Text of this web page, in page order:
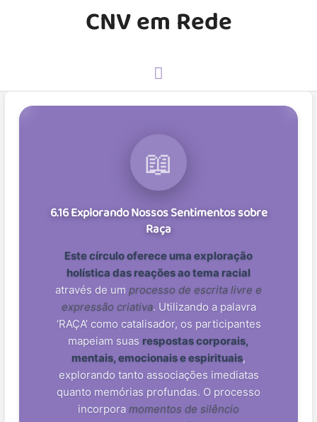
CNV em Rede
📖
6.16 Explorando Nossos Sentimentos sobre
Raça
Este círculo oferece uma exploração
holística das reações ao tema racial
através de um processo de escrita livre e
expressão criativa. Utilizando a palavra
‘RAÇA’ como catalisador, os participantes
mapeiam suas respostas corporais,
mentais, emocionais e espirituais,
explorando tanto associações imediatas
quanto memórias profundas. O processo
incorpora momentos de silêncio